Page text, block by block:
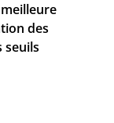
des
seuils